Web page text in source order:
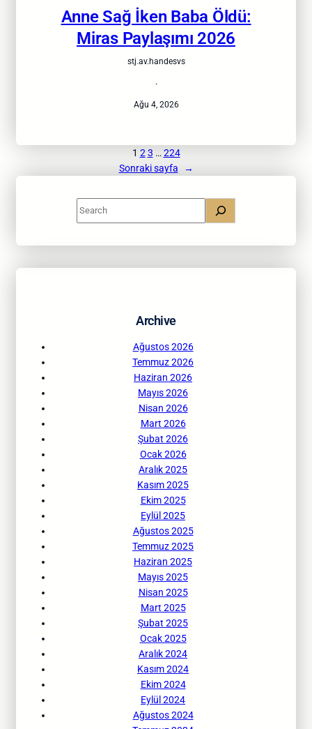
Anne Sağ İken Baba Öldü:
Miras Paylaşımı 2026
stj.av.handesvs
·
Ağu 4, 2026
1 2 3 … 224
Sonraki sayfa
→
e
c
Archive
Ağustos 2026
Temmuz 2026
Haziran 2026
Mayıs 2026
Nisan 2026
Mart 2026
Şubat 2026
Ocak 2026
Aralık 2025
Kasım 2025
Ekim 2025
Eylül 2025
Ağustos 2025
Temmuz 2025
Haziran 2025
Mayıs 2025
Nisan 2025
Mart 2025
Şubat 2025
Ocak 2025
Aralık 2024
Kasım 2024
Ekim 2024
Eylül 2024
Ağustos 2024